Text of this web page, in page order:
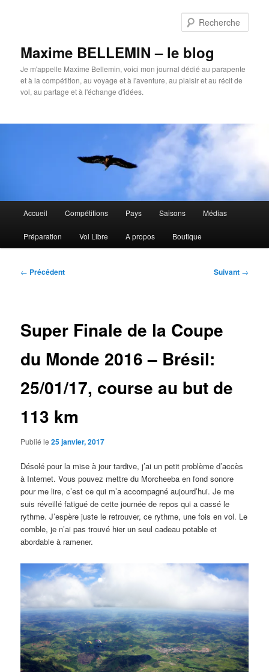
Maxime BELLEMIN – le blog
Je m'appelle Maxime Bellemin, voici mon journal dédié au parapente
et à la compétition, au voyage et à l'aventure, au plaisir et au récit de
vol, au partage et à l'échange d'idées.
principal
Accueil Compétitions Pays Saisons Médias
Préparation Vol Libre A propos Boutique
Navigation
← Précédent Suivant →
Super Finale de la Coupe
du Monde 2016 – Brésil:
25/01/17, course au but de
113 km
Publié le25 janvier, 2017
Désolé pour la mise à jour tardive, j’ai un petit problème d’accès
à Internet. Vous pouvez mettre du Morcheeba en fond sonore
pour me lire, c’est ce qui m’a accompagné aujourd’hui. Je me
suis réveillé fatigué de cette journée de repos qui a cassé le
rythme. J’espère juste le retrouver, ce rythme, une fois en vol. Le
comble, je n’ai pas trouvé hier un seul cadeau potable et
abordable à ramener.